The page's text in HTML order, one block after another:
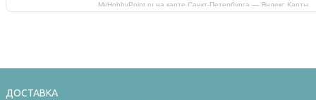
MyHobbyPoint.ru на карте Санкт‑Петербурга — Яндекс Карты
ДОСТАВКА